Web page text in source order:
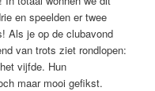
en speelden er twee
Als je op de clubavond
van trots ziet rondlopen:
vijfde. Hun
maar mooi gefikst.